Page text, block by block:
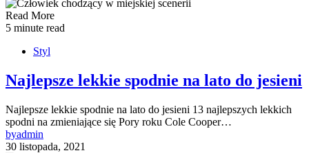
Read More
5 minute read
Styl
Najlepsze lekkie spodnie na lato do jesieni
Najlepsze lekkie spodnie na lato do jesieni 13 najlepszych lekkich
spodni na zmieniające się Pory roku Cole Cooper…
byadmin
30 listopada, 2021